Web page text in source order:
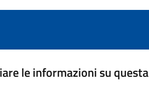
le informazioni su questa